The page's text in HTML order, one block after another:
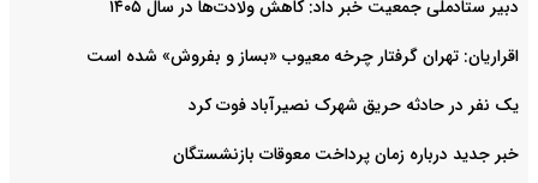
دبیر ستادملی جمعیت خبر داد: کاهش ولادت‌ها در سال ۱۴۰۵
اقراریان: تهران گرفتار چرخه معیوب «بساز و بفروش» شده است
یک نفر در حادثه حریق شهرک نصیرآباد فوت کرد
خبر جدید درباره زمان پرداخت معوقات بازنشستگان